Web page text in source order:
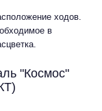
ходов.
в